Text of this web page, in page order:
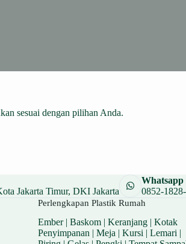
sesuai dengan pilihan Anda.
Jakarta Timur, DKI Jakarta
Whatsapp
0852-
Perlengkapan Plastik Rumah
Ember| Baskom| Keranjang| Kotak
Penyimpanan | Meja | Kursi | Lemari |